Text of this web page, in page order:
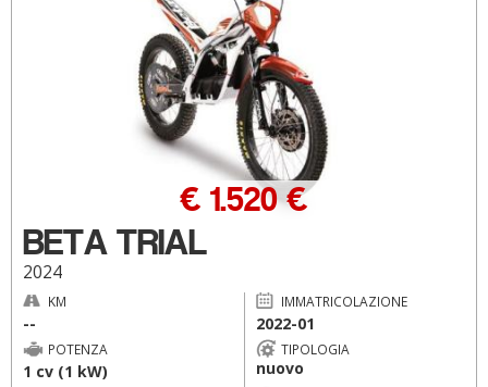
BETA TRIAL
2024
€ 1.520 €
KM
--
IMMATRICOLAZIONE
2022-01
POTENZA
1 cv (1 kW)
TIPOLOGIA
nuovo